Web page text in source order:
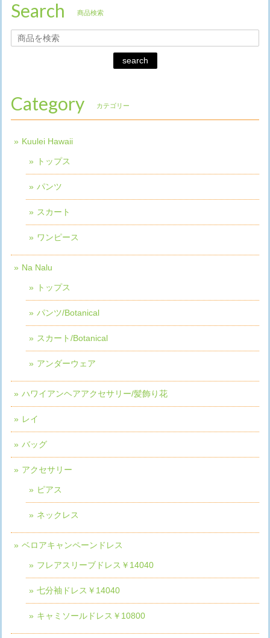
Search 商品検索
search
Category カテゴリー
Kuulei Hawaii
トップス
パンツ
スカート
ワンピース
Na Nalu
トップス
パンツ/Botanical
スカート/Botanical
アンダーウェア
ハワイアンヘアアクセサリー/髪飾り花
レイ
バッグ
アクセサリー
ピアス
ネックレス
ベロアキャンペーンドレス
フレアスリーブドレス￥14040
七分袖ドレス￥14040
キャミソールドレス￥10800